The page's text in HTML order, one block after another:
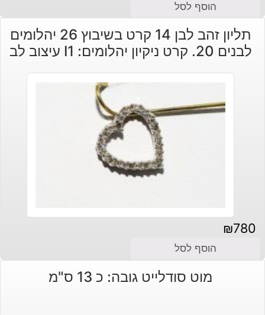
הוסף לסל
תליון זהב לבן 14 קרט בשיבוץ 26 יהלומים
לבנים 20. קרט ניקיון יהלומים: I1 עיצוב לב
₪780
הוסף לסל
מוט סודלייט גובה: כ 13 ס"מ